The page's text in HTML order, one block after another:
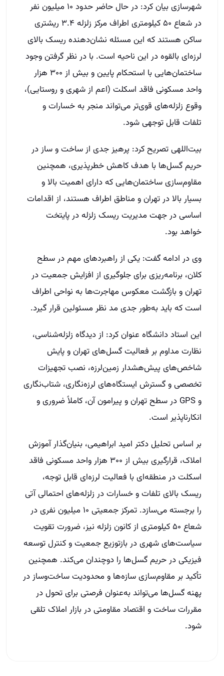
شهرسازی بیان کرد: در حال حاضر حدود ۱۰ میلیون نفر
در شعاع ۵۰ کیلومتری اطراف مرکز زلزله ۳.۴ ریشتری
ساکن هستند که این مسئله نشان‌دهنده ریسک بالای
لرزه‌ای بالقوه در این ناحیه است. با در نظر گرفتن وجود
ساختمان‌هایی با استحکام پایین و بیش از ۳۰۰ هزار
واحد مسکونی فاقد اسکلت (اعم از شهری و روستایی)،
وقوع زلزله‌های قوی‌تر می‌تواند منجر به خسارات و
تلفات قابل توجهی شود.
بیت‌اللهی تصریح کرد: پرهیز جدی از ساخت و ساز در
حریم گسل‌ها با هدف کاهش خطرپذیری، همچنین
مقاوم‌سازی ساختمان‌هایی که دارای اهمیت بالا و
بسیار بالا در تهران و مناطق اطراف هستند، از اقدامات
اساسی در جهت مدیریت ریسک زلزله در پایتخت
خواهد بود.
وی در ادامه گفت: یکی از راهبردهای مهم در سطح
کلان، برنامه‌ریزی برای جلوگیری از افزایش جمعیت در
تهران و بازگشت معکوس مهاجرت‌ها به نواحی اطراف
است که باید به‌طور جدی مد نظر مسئولین قرار گیرد.
این استاد دانشگاه عنوان کرد: از دیدگاه زلزله‌شناسی،
نظارت مداوم بر فعالیت گسل‌های تهران و پایش
شاخص‌های پیش‌هشدار زمین‌لرزه، نصب تجهیزات
تخصصی و گسترش ایستگاه‌های لرزه‌نگاری، شتاب‌نگاری
و GPS در سطح تهران و پیرامون آن، کاملاً ضروری و
انکارناپذیر است.
بر اساس تحلیل دکتر امید ابراهیمی، بنیان‌گذار آموزش
املاک، قرارگیری بیش از ۳۰۰ هزار واحد مسکونی فاقد
اسکلت در منطقه‌ای با فعالیت لرزه‌ای قابل توجه،
ریسک بالای تلفات و خسارات در زلزله‌های احتمالی آتی
را برجسته می‌سازد. تمرکز جمعیتی ۱۰ میلیون نفری در
شعاع ۵۰ کیلومتری از کانون زلزله نیز، ضرورت تقویت
سیاست‌های شهری در بازتوزیع جمعیت و کنترل توسعه
فیزیکی در حریم گسل‌ها را دوچندان می‌کند. همچنین
تأکید بر مقاوم‌سازی سازه‌ها و محدودیت ساخت‌وساز در
پهنه گسل‌ها می‌تواند به‌عنوان فرصتی برای تحول در
مقررات ساخت و اقتصاد مقاومتی در بازار املاک تلقی
شود.